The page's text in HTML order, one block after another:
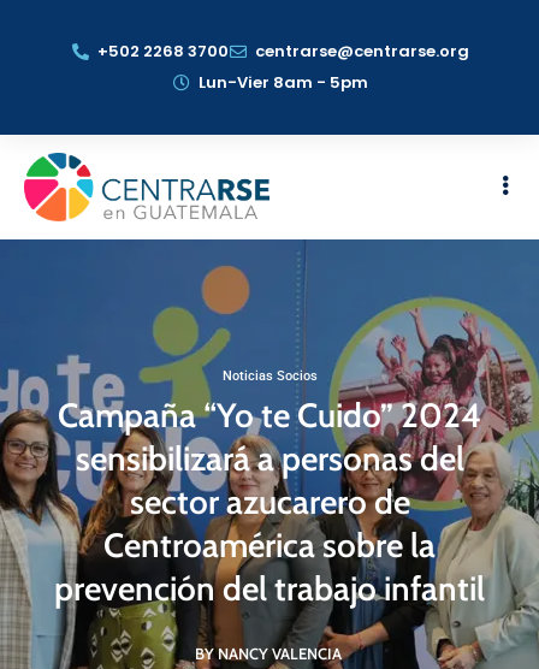
+502 2268 3700
centrarse@centrarse.org
Lun-Vier 8am - 5pm
Noticias Socios
Campaña “Yo te Cuido” 2024
sensibilizará a personas del
sector azucarero de
Centroamérica sobre la
prevención del trabajo infantil
BY NANCY VALENCIA